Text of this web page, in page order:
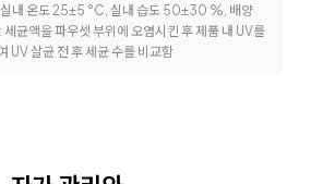
내 온도 25±5 °C, 실내 습도 50±30 %, 배양
균액을 파우셋 부위에 오염시킨 후 제품 내 UV를
UV 살균 전 후 세균 수를 비교함